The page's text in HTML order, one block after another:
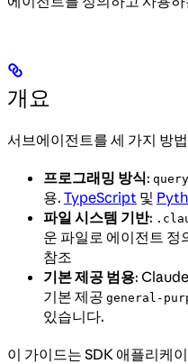
개요
서브에이전트를 세 가지 방
프로그래밍 방식:
용. TypeScript 및
파일 시스템 기반:
운 파일로 에이전트 정
참조
기본 제공 범용:
기본 제공 general-
있습니다.
이 가이드는 SDK 애플리케